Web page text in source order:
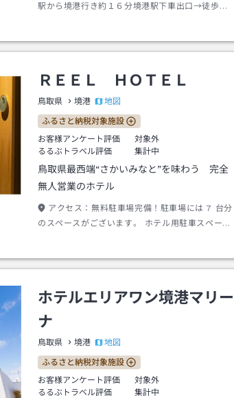
駅から境港行き約１６分境港駅下車出口→徒歩約
ＲＥＥＬ ＨＯＴＥＬ
鳥取県 境港 地図
ふるさと納税対象施設
お客様アンケート評価
対象外
るるぶトラベル評価
集計中
鳥取県最西端“さかいみなと”を味わう 完全
無人営業のホテル
アクセス： 無料駐車場完備！駐車場には 7 台分
のスペースがございます。 ホテル用駐車スペース
ホテルエリアワン境港マリー
ナ
鳥取県 境港 地図
ふるさと納税対象施設
お客様アンケート評価
対象外
るるぶトラベル評価
集計中